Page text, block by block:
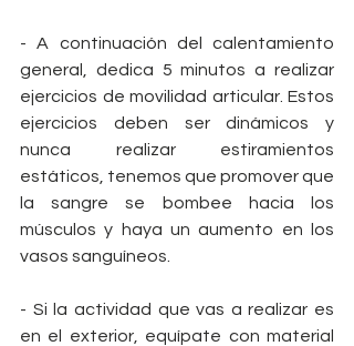
- A continuación del calentamiento
general, dedica 5 minutos a realizar
ejercicios de movilidad articular. Estos
ejercicios deben ser dinámicos y
nunca realizar estiramientos
estáticos, tenemos que promover que
la sangre se bombee hacia los
músculos y haya un aumento en los
vasos sanguíneos.
- Si la actividad que vas a realizar es
en el exterior, equípate con material